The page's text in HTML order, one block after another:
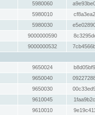
5980060
5980010
5980030
9000000590
9000000532
9650024
9650040
9650030
9610045
9610010